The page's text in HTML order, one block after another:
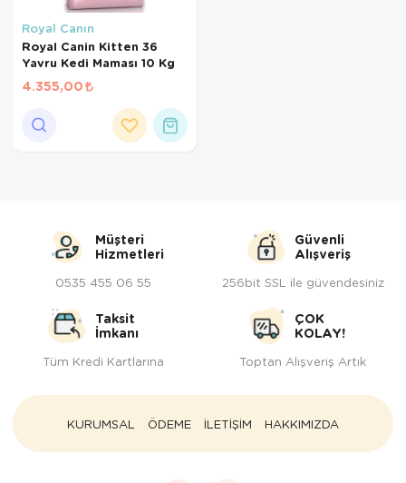
Royal Canın
Royal Canin Kitten 36
Yavru Kedi Maması 10 Kg
4.355,00
Müşteri
Hizmetleri
0535 455 06 55
Güvenli
Alışveriş
256bit SSL ile güvendesiniz
Taksit
İmkanı
Tüm Kredi Kartlarına
ÇOK
KOLAY!
Toptan Alışveriş Artık
KURUMSAL ÖDEME İLETİŞİM HAKKIMIZDA